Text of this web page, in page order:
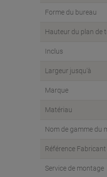
Forme du bureau
Hauteur du plan de
Inclus
Largeur jusqu'à
Marque
Matériau
Nom de gamme du
Référence Fabricant
Service de montage